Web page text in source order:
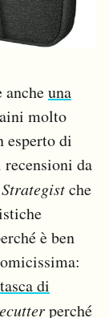
ancheuna
molto
esperto di
recensioni da
che
è ben
di
perché